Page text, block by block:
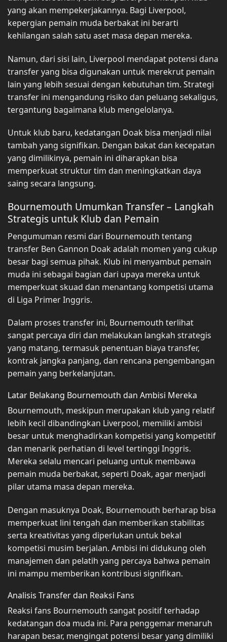
yang akan mempekerjakannya. Bagi Liverpool,
kepergian pemain muda berbakat ini berarti
kehilangan salah satu aset masa depan mereka.
Namun, dari sisi lain, Liverpool mendapat potensi dana
transfer yang bisa digunakan untuk merekrut pemain
lain yang lebih sesuai dengan kebutuhan tim. Strategi
transfer ini mengandung risiko dan peluang sekaligus,
tergantung bagaimana klub mengelolanya.
Untuk klub baru, kedatangan Doak bisa menjadi nilai
tambah yang signifikan. Dengan bakat dan kecepatan
yang dimilikinya, pemain ini diharapkan bisa
memperkuat struktur tim dan meningkatkan daya
saing secara langsung.
Bournemouth Umumkan Transfer – Langkah
Strategis untuk Klub dan Pemain
Pengumuman resmi dari Bournemouth tentang
transfer Ben Gannon Doak adalah momen yang cukup
besar bagi semua pihak. Klub ini menyambut pemain
muda ini sebagai bagian dari upaya mereka untuk
memperkuat skuad dan menantang kompetisi utama
di Liga Primer Inggris.
Dalam proses transfer ini, Bournemouth terlihat
sangat percaya diri dan melakukan langkah strategis
yang matang, termasuk penentuan biaya transfer,
kontrak jangka panjang, dan rencana pengembangan
pemain yang berkelanjutan.
Latar Belakang Bournemouth dan Ambisi Mereka
Bournemouth, meskipun merupakan klub yang relatif
lebih kecil dibandingkan Liverpool, memiliki ambisi
besar untuk menghadirkan kompetisi yang kompetitif
dan menarik perhatian di level tertinggi Inggris.
Mereka selalu mencari peluang untuk membawa
pemain muda berbakat, seperti Doak, agar menjadi
pilar utama masa depan mereka.
Dengan masuknya Doak, Bournemouth berharap bisa
memperkuat lini tengah dan memberikan stabilitas
serta kreativitas yang diperlukan untuk bekal
kompetisi musim berjalan. Ambisi ini didukung oleh
manajemen dan pelatih yang percaya bahwa pemain
ini mampu memberikan kontribusi signifikan.
Analisis Transfer dan Reaksi Fans
Reaksi fans Bournemouth sangat positif terhadap
kedatangan doa muda ini. Para penggemar menaruh
harapan besar, mengingat potensi besar yang dimiliki